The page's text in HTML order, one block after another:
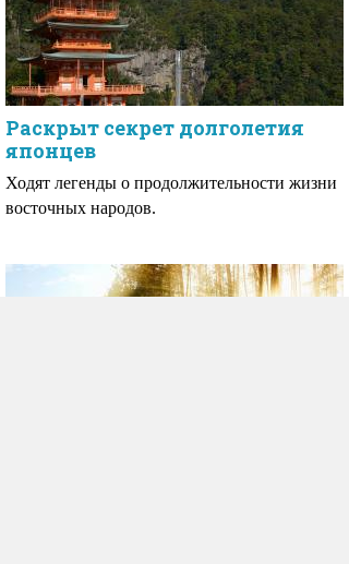
Раскрыт секрет долголетия
японцев
Ходят легенды о продолжительности жизни
восточных народов.